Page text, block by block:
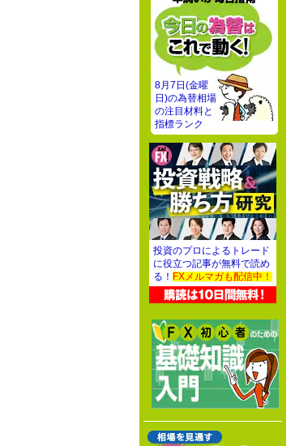
8月7日(金曜
日)の為替相場
の注目材料と
指標ランク
投資のプロによるトレード
に役立つ記事が無料で読め
る！ FXメルマガも配信中！